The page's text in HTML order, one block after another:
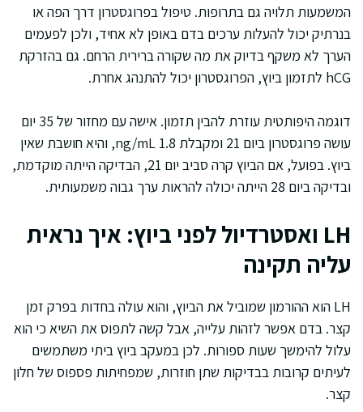
המשמעות תלויה גם בתרופות. טיפול בפרוגסטרון דרך הפה או
בנרתיק יכול להעלות ערכים בדם באופן לא אחיד, ולכן לפעמים
הערך לא משקף בדיוק את מה שקורה ברירית הרחם. גם בהזרקת
hCG לתזמון ביוץ, הפרוגסטרון יכול להתנהג אחרת.
דוגמה היפותטית עוזרת להבין תזמון. אישה עם מחזור של 35 יום
עושה פרוגסטרון ביום 21 ומקבלת 1.8 ng/mL, והיא חושבת שאין
ביוץ. בפועל, אם הביוץ קרה סביב יום 21, הבדיקה הייתה מוקדמת,
ובדיקה ביום 28 הייתה יכולה להראות ערך גבוה משמעותית.
LH ואסטרדיול לפני ביוץ: איך נראית
עליה תקינה
LH הוא ההורמון שמוביל את הביוץ, והוא עולה בחדות בפרק זמן
קצר. בדם אפשר לזהות עלייה, אבל קשה לתפוס את השיא כי הוא
עלול להימשך שעות ספורות. לכן במעקב ביוץ ביתי משתמשים
לעיתים קרובות בבדיקות שתן חוזרות, שמפחיתות פספוס של חלון
קצר.